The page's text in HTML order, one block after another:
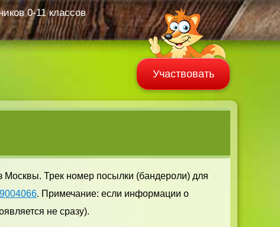
0-11 классов
Участвовать
Москвы. Трек номер посылки (бандероли) для
. Примечание: если информации о
не сразу).